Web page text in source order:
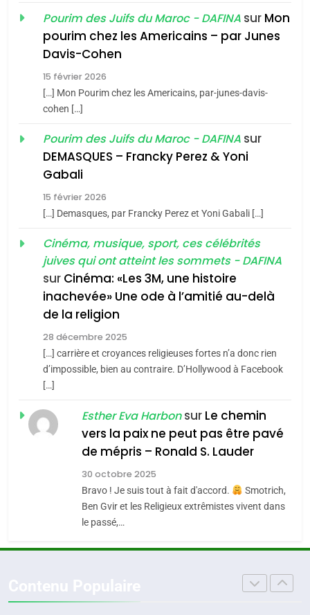
Tout sur la Nostalgie
Accords d’Isaac:
l’alliance pourrait
2025, l’année la plus
meurtrière selon le
rapport d’ADL contre
l’antisémitisme
FRANCE ISRAÉL
POURQUOI JE REVENDIQUE
MA JUDAÏTE par Thérèse
Zrihen-Dvir
ISRAÉL JUDAISME
CE QUI NOUS MANQUE –
Jacques Hadida
JUDAISME
Maroc : Les amandes de
Tafraout, le miel de Tadla
Pourim des Juifs du Maroc - DAFINA sur Mon
pourim chez les Americains – par Junes
Davis-Cohen
15 février 2026
[…] Mon Pourim chez les Americains, par-junes-davis-
cohen […]
Pourim des Juifs du Maroc - DAFINA sur
DEMASQUES – Francky Perez & Yoni
Gabali
15 février 2026
[…] Demasques, par Francky Perez et Yoni Gabali […]
Cinéma, musique, sport, ces célébrités
juives qui ont atteint les sommets - DAFINA
sur Cinéma: «Les 3M, une histoire
inachevée» Une ode à l’amitié au-delà
de la religion
28 décembre 2025
[…] carrière et croyances religieuses fortes n’a donc rien
d’impossible, bien au contraire. D’Hollywood à Facebook
[…]
Esther Eva Harbonsur Le chemin
vers la paix ne peut pas être pavé
de mépris – Ronald S. Lauder
30 octobre 2025
Bravo ! Je suis tout à fait d'accord.
Smotrich,
Ben Gvir et les Religieux extrêmistes vivent dans
le passé,…
POURQUOI JE REVENDIQUE
MA JUDAÏTE par Thérèse
CE QUI NOUS MANQUE –
JUDAISME
Tafraout, le miel de Tadla
du terroir
Oeil ravageur – Vanessa De
Loya Stauber
«Tu dis génocide, je dis
chanson de Boy George
ISRAÉL JUDAISME
Tout sur la Nostalgie
SOUVENIRS
Accords d’Isaac: l’alliance
pourrait s’étendre à 13 pays